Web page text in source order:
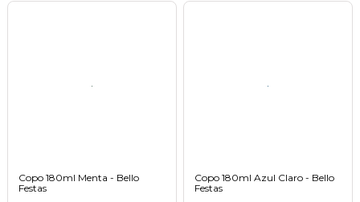
Copo 180ml Menta - Bello
Festas
Copo 180ml Azul Claro - Bello
Festas